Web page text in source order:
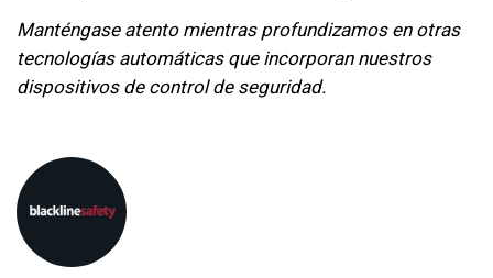
Manténgase atento mientras profundizamos en otras
tecnologías automáticas que incorporan nuestros
dispositivos de control de seguridad.